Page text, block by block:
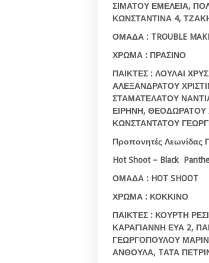
ΣΙΜΑΤΟΥ ΕΜΕΛΕΙΑ,
ΚΩΝΣΤΑΝΤΙΝΑ 4,
ΟΜΑΔΑ : TROUBLE
ΧΡΩΜΑ : ΠΡΑΣΙΝΟ
ΠΑΙΚΤΕΣ : ΛΟΥΛΑΙ
ΑΛΕΞΑΝΔΡΑΤΟΥ
ΣΤΑΜΑΤΕΛΑΤΟΥ
ΕΙΡΗΝΗ, ΘΕΟΔΩΡΑΤΟΥ
ΚΩΝΣΤΑΝΤΑΤΟΥ
Προπονητές Λεωνίδας
Hot Shoot – Black
ΟΜΑΔΑ : HOT SHOOT
ΧΡΩΜΑ : ΚΟΚΚΙΝΟ
ΠΑΙΚΤΕΣ : ΚΟΥΡΤΗ
ΚΑΡΑΓΙΑΝΝΗ ΕΥΑ 2,
ΓΕΩΡΓΟΠΟΥΛΟΥ
ΑΝΘΟΥΛΑ, TΑΤΑ